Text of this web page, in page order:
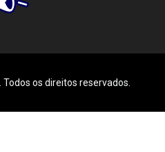
os direitos reservados.